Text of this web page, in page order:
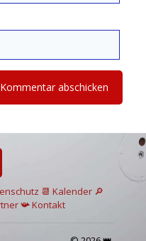
📆 Kalender 🔎
📯Kontakt